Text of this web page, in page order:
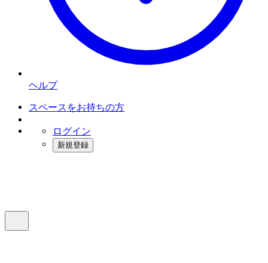
ヘルプ
スペースをお持ちの方
ログイン
新規登録